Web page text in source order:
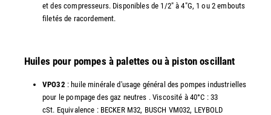
et des compresseurs. Disponibles de 1/2" à 4"G, 1 ou 2 embouts
filetés de racordement.
Huiles pour pompes à palettes ou à piston oscillant
VPO32 : huile minérale d'usage général des pompes industrielles
pour le pompage des gaz neutres . Viscosité à 40°C : 33
cSt. Equivalence : BECKER M32, BUSCH VM032, LEYBOLD